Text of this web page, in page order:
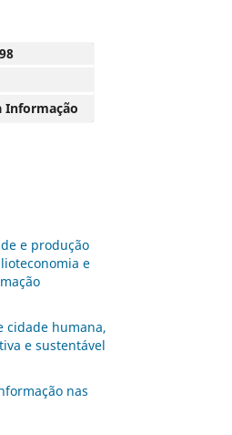
Informação
e produção
e
cidade humana,
e sustentável
nas